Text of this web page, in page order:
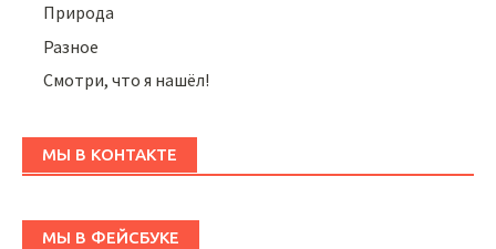
Природа
Разное
Смотри, что я нашёл!
МЫ В КОНТАКТЕ
МЫ В ФЕЙСБУКЕ